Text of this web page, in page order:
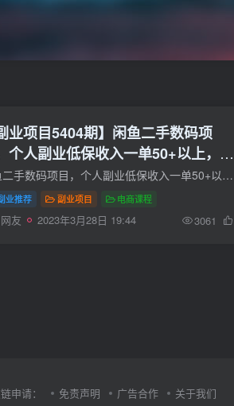
业项目5404期】闲鱼二手数码项
个人副业低保收入一单50+以上，工
批量放大操作
闲鱼二手数码项目，个人副业低保收入一单50+以上，工作室批量放大操作。 注册登陆后，可下载该项目的详细实操教程！ 适合个人作为兼职低保操作，一单利润至少50元以上。捡漏的话一单有三五百的...
业推荐 副业项目 电商课程
网友 2023年3月28日 19:44 3061
申请： 免责声明 广告合作 关于我们